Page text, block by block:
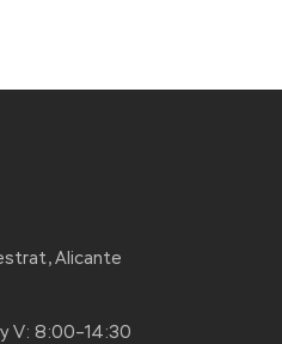
Alicante
V: 8:00–14:30